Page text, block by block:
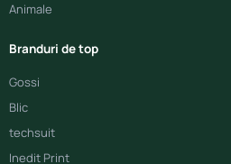
Animale
Branduri de top
Gossi
Blic
techsuit
Inedit Print